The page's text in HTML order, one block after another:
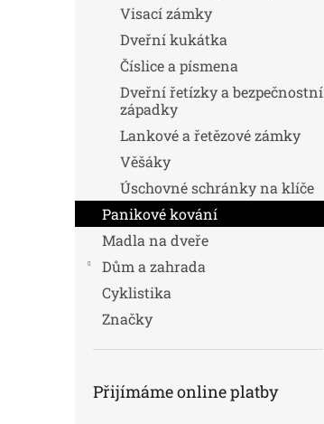
Visací zámky
Dveřní kukátka
Číslice a písmena
Dveřní řetízky a bezpečnostní
západky
Lankové a řetězové zámky
Věšáky
Úschovné schránky na klíče
Panikové kování
Madla na dveře
Dům a zahrada
Cyklistika
Značky
Přijímáme online platby